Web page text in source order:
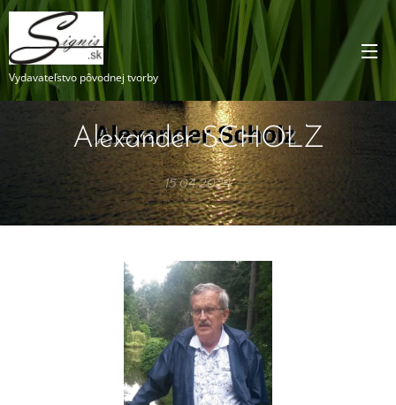
Vydavateľstvo pôvodnej tvorby
Alexander SCHOLZ
15.04.2024